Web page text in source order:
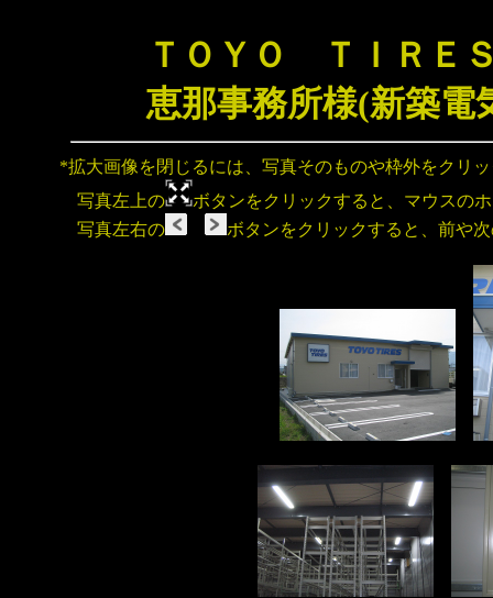
ＴＯＹＯ ＴＩＲＥ
恵那事務所様(新築
*拡大画像を閉じるには、写真そのものや枠外をクリ
写真左上の
ボタンをクリックすると、マウスの
写真左右の
ボタンをクリックすると、前や